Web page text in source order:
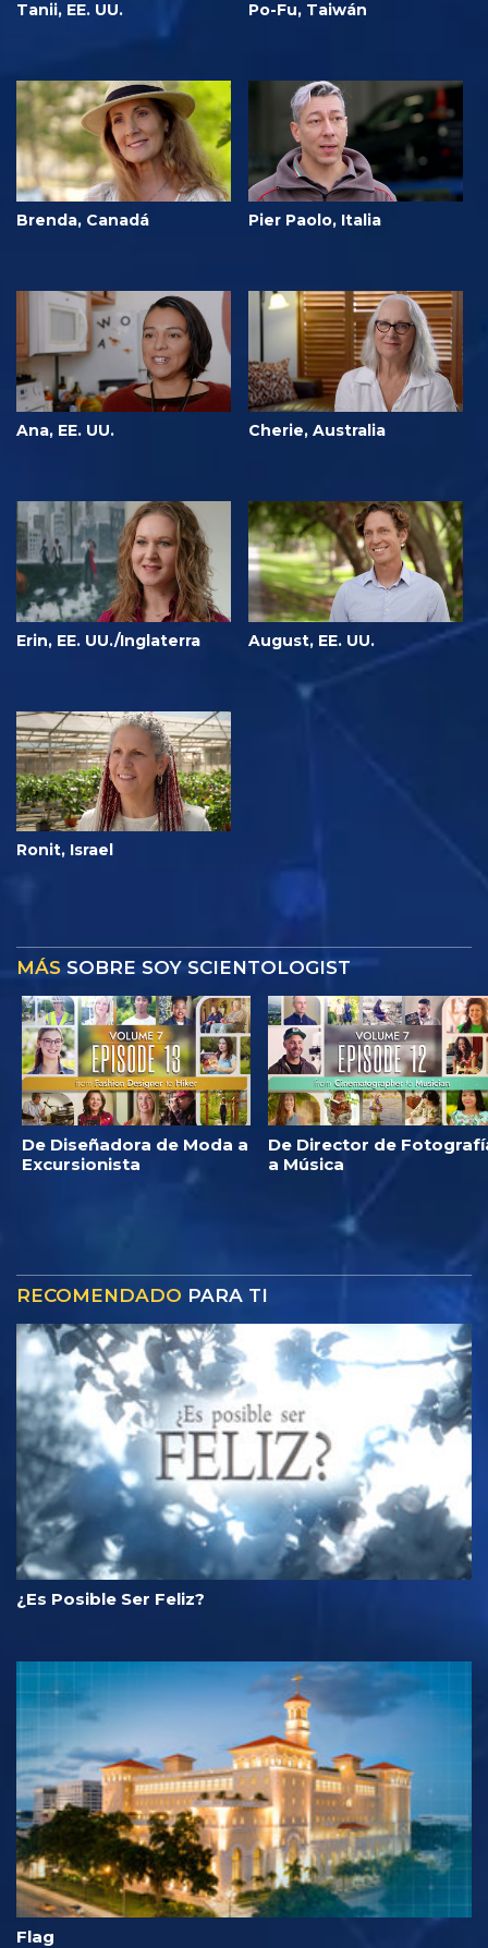
Tanii, EE. UU. Po-Fu, Taiwán
Brenda, Canadá Pier Paolo, Italia
Ana, EE. UU. Cherie, Australia
Erin, EE. UU./Inglaterra August, EE. UU.
Ronit, Israel
MÁS SOBRE SOY SCIENTOLOGIST
De Diseñadora de Moda a
Excursionista
De Director de
a Música
RECOMENDADO PARA TI
¿Es Posible Ser Feliz?
Flag